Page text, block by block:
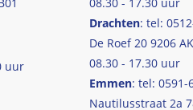
uur
Drachten: tel:
De Roef 20 9206 AK
08.30 - 17.30 uur
Emmen: tel: 0591-
Nautilusstraat 2a